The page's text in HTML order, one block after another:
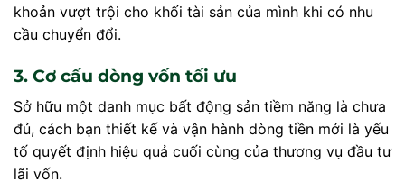
khoản vượt trội cho khối tài sản của mình khi có nhu
cầu chuyển đổi.
3. Cơ cấu dòng vốn tối ưu
Sở hữu một danh mục bất động sản tiềm năng là chưa
đủ, cách bạn thiết kế và vận hành dòng tiền mới là yếu
tố quyết định hiệu quả cuối cùng của thương vụ đầu tư
lãi vốn.